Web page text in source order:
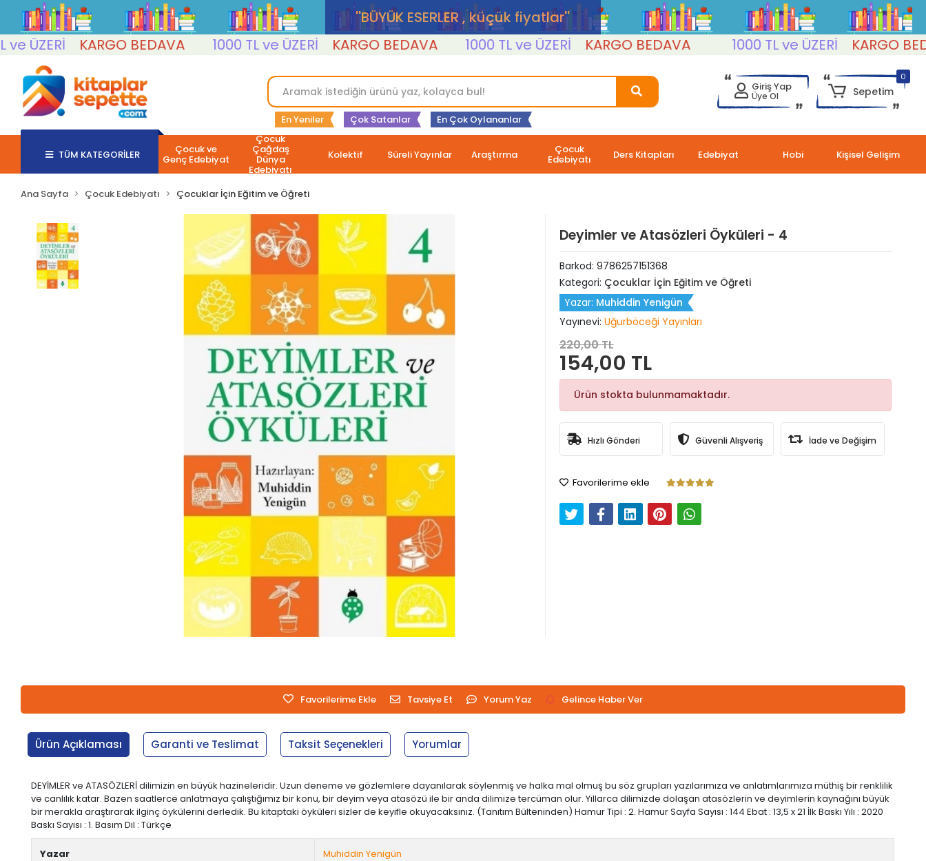
''BÜYÜK ESERLER , küçük fiyatlar''
KARGO BEDAVA 1000 TL ve ÜZERİ KARGO BEDAVA 1000 TL ve ÜZERİ KARGO BEDAVA 1000 TL ve ÜZERİ KARGO BEDAVA
En Yeniler Çok Satanlar En Çok Oylananlar
Giriş Yap
Üye Ol
0
Sepetim
TÜM KATEGORİLER Çocuk ve
Genç Edebiyat
Çocuk
Çağdaş
Dünya
Edebiyatı
Kolektif Süreli Yayınlar Araştırma Çocuk
Edebiyatı Ders Kitapları Edebiyat Hobi Kişisel Gelişim
Ana Sayfa Çocuk Edebiyatı Çocuklar İçin Eğitim ve Öğreti
Deyimler ve Atasözleri Öyküleri - 4
Barkod: 9786257151368
Kategori: Çocuklar İçin Eğitim ve Öğreti
Yazar: Muhiddin Yenigün
Yayınevi: Uğurböceği Yayınları
220,00 TL
154,00 TL
Ürün stokta bulunmamaktadır.
Hızlı Gönderi Güvenli Alışveriş İade ve Değişim
Favorilerime ekle
Favorilerime Ekle Tavsiye Et Yorum Yaz Gelince Haber Ver
Ürün Açıklaması Garanti ve Teslimat Taksit Seçenekleri Yorumlar
DEYİMLER ve ATASÖZLERİ dilimizin en büyük hazineleridir. Uzun deneme ve gözlemlere dayanılarak söylenmiş ve halka mal olmuş bu söz grupları yazılarımıza ve anlatımlarımıza müthiş bir renklilik
ve canlılık katar. Bazen saatlerce anlatmaya çalıştığımız bir konu, bir deyim veya atasözü ile bir anda dilimize tercüman olur. Yıllarca dilimizde dolaşan atasözlerin ve deyimlerin kaynağını büyük
bir merakla araştırarak ilginç öykülerini derledik. Bu kitaptaki öyküleri sizler de keyifle okuyacaksınız. (Tanıtım Bülteninden) Hamur Tipi : 2. Hamur Sayfa Sayısı : 144 Ebat : 13,5 x 21 İlk Baskı Yılı : 2020
Baskı Sayısı : 1. Basım Dil : Türkçe
Yazar Muhiddin Yenigün